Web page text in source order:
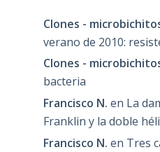
Clones -
verano de 2010:
Clones -
bacteria
Francisco N. en La
Franklin y la doble
Francisco N. en Tres